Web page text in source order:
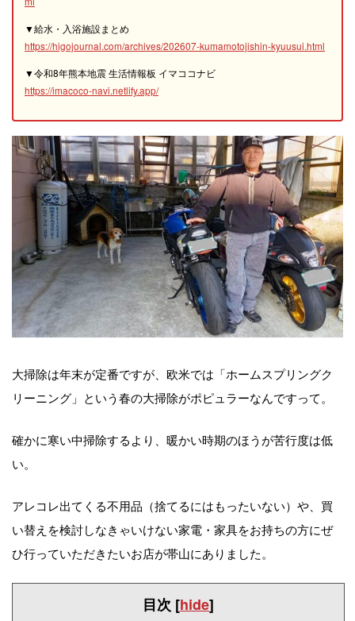
▼給水・入浴施設まとめ
https://higojournal.com/archives/202607-kumamotojishin-kyuusui.html
▼令和8年熊本地震 生活情報板 イマココナビ
https://imacoco-navi.netlify.app/
大掃除は年末が定番ですが、欧米では「ホームスプリングク
リーニング」という春の大掃除がポピュラーなんですって。
確かに寒い中掃除するより、暖かい時期のほうが苦行度は低
い。
アレコレ出てくる不用品（捨てるにはもったいない）や、買
い替えを検討しなきゃいけない家電・家具をお持ちの方にぜ
ひ行っていただきたいお店が帯山にありました。
目次 [hide]